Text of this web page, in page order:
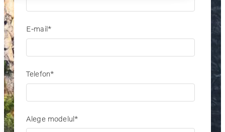
E-mail*
Telefon*
Alege modelul*